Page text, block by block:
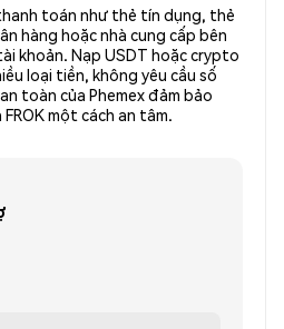
toán như thẻ tín dụng, thẻ
hàng hoặc nhà cung cấp bên
khoản. Nạp USDT hoặc crypto
loại tiền, không yêu cầu số
toàn của Phemex đảm bảo
một cách an tâm.